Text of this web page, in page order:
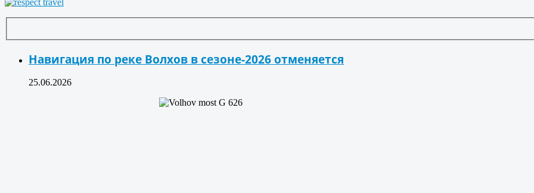
Навигация по реке Волхов в сезоне-2026 отменяется
25.06.2026